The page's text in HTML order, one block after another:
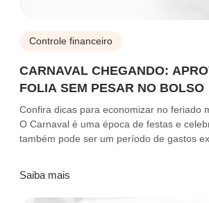
Controle financeiro
CARNAVAL CHEGANDO:
FOLIA SEM PESAR NO BOLSO
Confira dicas para economizar no feriado
O Carnaval é uma época de festas e
também pode ser um período de gastos
Saiba mais